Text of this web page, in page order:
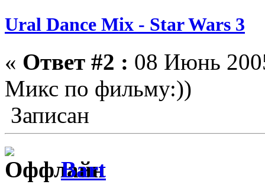
Ural Dance Mix - Star Wars 3
« Ответ #2 : 08 Июнь
Микс по фильму:))
Записан
Bart